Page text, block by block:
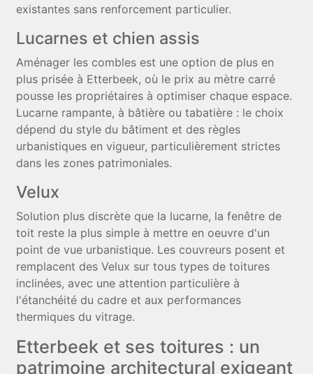
existantes sans renforcement particulier.
Lucarnes et chien assis
Aménager les combles est une option de plus en
plus prisée à Etterbeek, où le prix au mètre carré
pousse les propriétaires à optimiser chaque espace.
Lucarne rampante, à bâtière ou tabatière : le choix
dépend du style du bâtiment et des règles
urbanistiques en vigueur, particulièrement strictes
dans les zones patrimoniales.
Velux
Solution plus discrète que la lucarne, la fenêtre de
toit reste la plus simple à mettre en oeuvre d'un
point de vue urbanistique. Les couvreurs posent et
remplacent des Velux sur tous types de toitures
inclinées, avec une attention particulière à
l'étanchéité du cadre et aux performances
thermiques du vitrage.
Etterbeek et ses toitures : un
patrimoine architectural exigeant